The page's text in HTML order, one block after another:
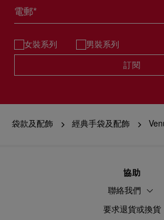
電郵*
女裝系列 男裝系列
訂閱
袋款及配飾 經典手袋及配飾
協助
聯絡我們
要求退貨或換貨